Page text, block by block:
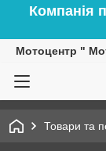
Компанія
Мотоцентр "
Товари та